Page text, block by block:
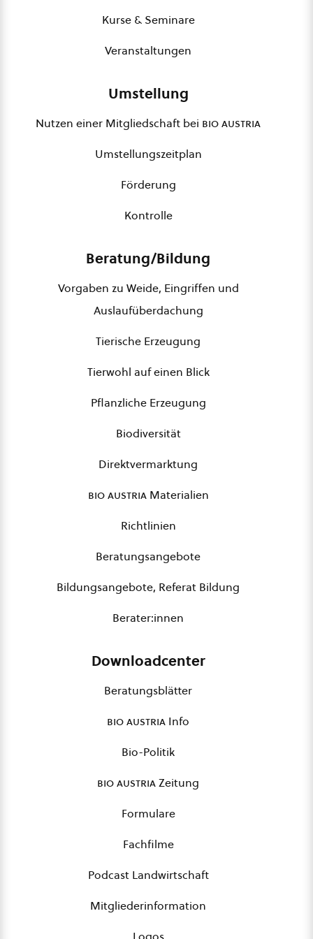
Kurse & Seminare
Veranstaltungen
Umstellung
Nutzen einer Mitgliedschaft bei bio austria
Umstellungszeitplan
Förderung
Kontrolle
Beratung/Bildung
Vorgaben zu Weide, Eingriffen und
Auslaufüberdachung
Tierische Erzeugung
Tierwohl auf einen Blick
Pflanzliche Erzeugung
Biodiversität
Direktvermarktung
bio austriaMaterialien
Richtlinien
Beratungsangebote
Bildungsangebote, Referat Bildung
Berater:innen
Downloadcenter
Beratungsblätter
bio austria Info
Bio-Politik
bio austriaZeitung
Formulare
Fachfilme
Podcast Landwirtschaft
Mitgliederinformation